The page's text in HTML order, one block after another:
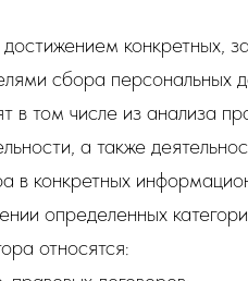
конкретных,
сбора персональных
том числе из анализа
а также
в конкретных
определенных
относятся: